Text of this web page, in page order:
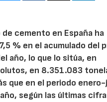
de cemento en España ha
% en el acumulado del
año, lo que lo sitúa, en
en 8.351.083
que en el periodo enero-
según las últimas